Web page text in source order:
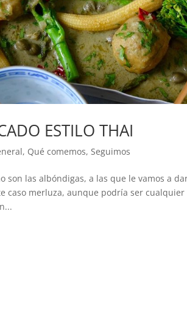
ESTILO THAI
, Qué comemos, Seguimos
son las albóndigas, a las que le vamos a
caso merluza, aunque podría ser